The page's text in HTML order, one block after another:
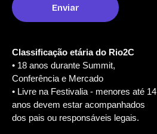
Classificação etária do Rio2C
• 18 anos durante Summit,
Conferência e Mercado
• Livre na Festivalia - menores até 14
anos devem estar acompanhados
dos pais ou responsáveis legais.